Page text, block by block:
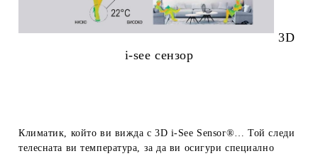
3D
i-see сензор
Климатик, който ви вижда с 3D i-See Sensor®…
Той следи
телесната ви температура, за да ви осигури специално